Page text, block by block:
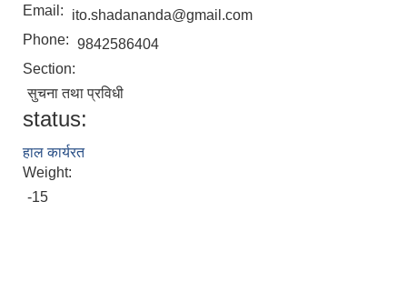
Email:
ito.shadananda@gmail.com
Phone: 9842586404
Section:
सुचना तथा प्रविधी
status:
हाल कार्यरत
Weight:
-15